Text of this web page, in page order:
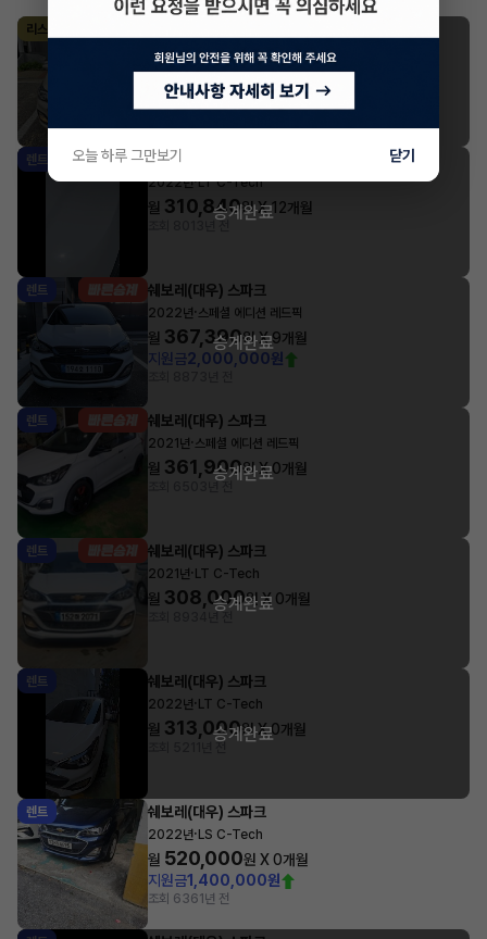
리스
2019년·Premier C-Tech
월195,100원 X11개월
지원금2,000,000원
승계완료
렌트 쉐보레(대우) 스파크
2022년·LT C-Tech
월 310,840원 X12개월
승계완료
렌트 쉐보레(대우) 스파크
2022년· 스페셜 에디션 레드픽
월 367,390원 X9개월
지원금2,000,000원
승계완료
렌트 쉐보레(대우) 스파크
2021년· 스페셜 에디션 레드픽
월 361,900원 X0개월
승계완료
렌트 쉐보레(대우) 스파크
2021년· LT C-Tech
월 308,000원 X 0개월
승계완료
렌트 쉐보레(대우) 스파크
2022년· LT C-Tech
월 313,000원 X0개월
승계완료
렌트 쉐보레(대우) 스파크
2022년· LS C-Tech
월 520,000원 X0개월
지원금1,400,000원
조회 6361년 전
오늘 하루 그만보기 닫기